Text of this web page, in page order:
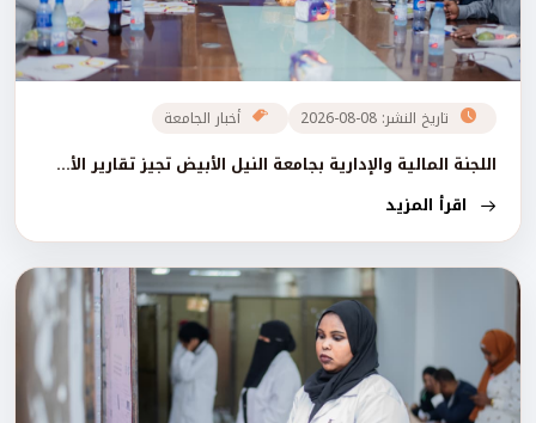
تاريخ النشر: 08-08-2026 أخبار الجامعة
اللجنة المالية والإدارية بجامعة النيل الأبيض تجيز تقارير الأ...
اقرأ المزيد